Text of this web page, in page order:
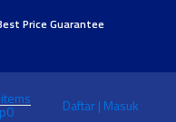
Price Guarantee
0
Daftar | Masuk